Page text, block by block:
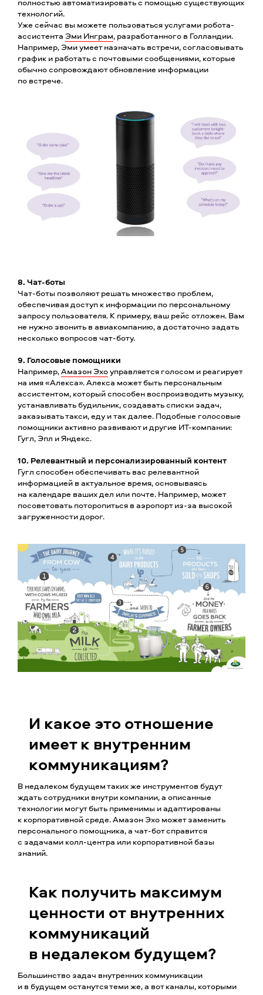
технологий.
Уже сейчас вы можете пользоваться услугами робота-
ассистента Эми Инграм, разработанного в Голландии.
Например, Эми умеет назначать встречи, согласовывать
график и работать с почтовыми сообщениями, которые
обычно сопровождают обновление информации
по встрече.
8. Чат-боты
Чат-боты позволяют решать множество проблем,
обеспечивая доступ к информации по персональному
запросу пользователя. К примеру, ваш рейс отложен. Вам
не нужно звонить в авиакомпанию, а достаточно задать
несколько вопросов чат-боту.
9. Голосовые помощники
Например,Амазон Эхоуправляется голосом и реагирует
на имя «Алекса». Алекса может быть персональным
ассистентом, который способен воспроизводить музыку,
устанавливать будильник, создавать списки задач,
заказывать такси, еду и так далее. Подобные голосовые
помощники активно развивают и другие ИТ-компании:
Гугл, Эпл и Яндекс.
10. Релевантный и персонализированный контент
Гугл способен обеспечивать вас релевантной
информацией в актуальное время, основываясь
на календаре ваших дел или почте. Например, может
посоветовать поторопиться в аэропорт из-за высокой
загруженности дорог.
И какое это отношение
имеет к внутренним
коммуникациям?
В недалеком будущем таких же инструментов будут
ждать сотрудники внутри компании, а описанные
технологии могут быть применимы и адаптированы
к корпоративной среде. Амазон Эхо может заменить
персонального помощника, а чат-бот справится
с задачами колл-центра или корпоративной базы
знаний.
Как получить максимум
ценности от внутренних
коммуникаций
в недалеком будущем?
Большинство задач внутренних коммуникации
и в будущем останутся теми же, а вот каналы, которыми